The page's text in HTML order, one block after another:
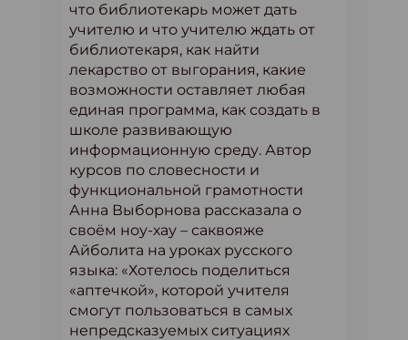
что библиотекарь может дать
учителю и что учителю ждать от
библиотекаря, как найти
лекарство от выгорания, какие
возможности оставляет любая
единая программа, как создать в
школе развивающую
информационную среду. Автор
курсов по словесности и
функциональной грамотности
Анна Выборнова рассказала о
своём ноу-хау – саквояже
Айболита на уроках русского
языка: «Хотелось поделиться
«аптечкой», которой учителя
смогут пользоваться в самых
непредсказуемых ситуациях